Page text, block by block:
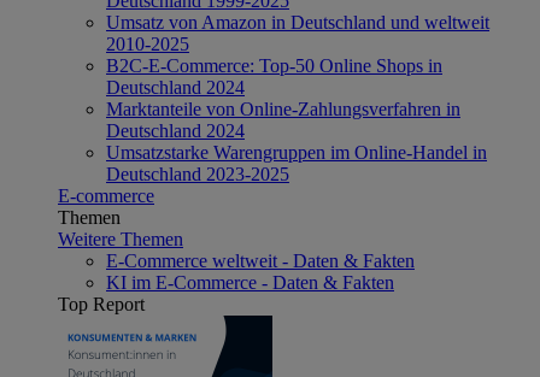
Umsatz von Amazon in Deutschland und weltweit
2010-2025
B2C-E-Commerce: Top-50 Online Shops in
Deutschland 2024
Marktanteile von Online-Zahlungsverfahren in
Deutschland 2024
Umsatzstarke Warengruppen im Online-Handel in
Deutschland 2023-2025
E-commerce
Themen
Weitere Themen
E-Commerce weltweit - Daten & Fakten
KI im E-Commerce - Daten & Fakten
Top Report